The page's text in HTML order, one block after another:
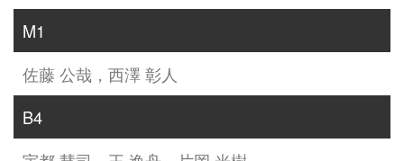
M1
佐藤 公哉，西澤 彰人
B4